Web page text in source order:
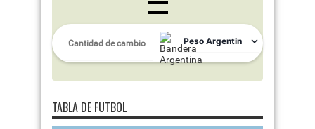
TABLA DE FUTBOL